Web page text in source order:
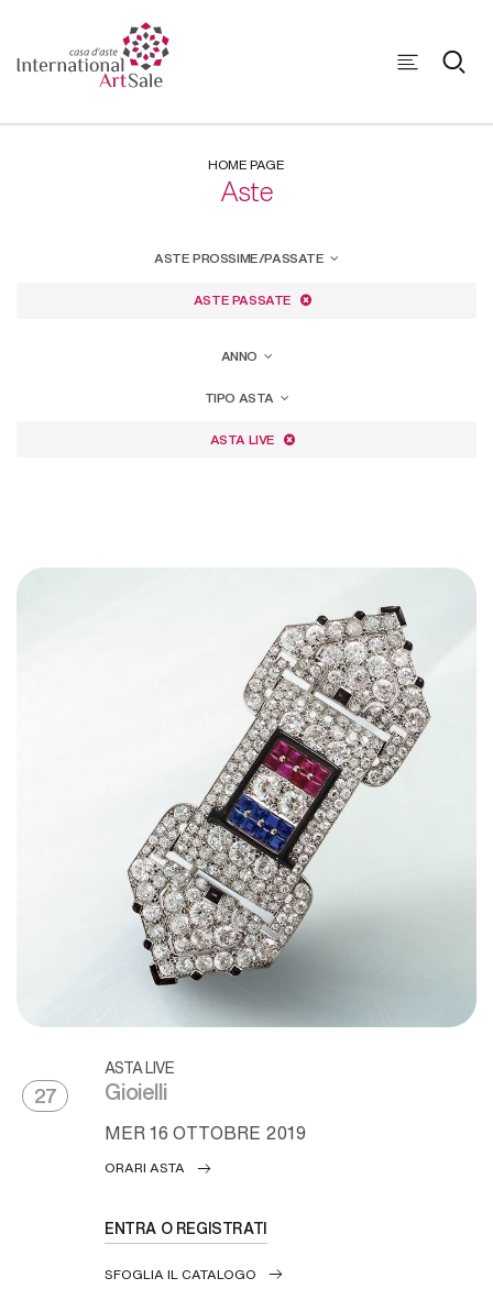
HOME PAGE
Aste
ASTE PROSSIME/PASSATE
ASTE PASSATE
ANNO
TIPO ASTA
ASTA LIVE
27
ASTA LIVE
Gioielli
MER16 OTTOBRE 2019
ORARI ASTA
ENTRA O REGISTRATI
SFOGLIA IL CATALOGO